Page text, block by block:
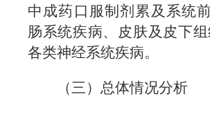
中成药 口服制剂累及系统前
肠系统疾病、皮肤及皮下
各类神经系统疾病。
（三）总体情况分析